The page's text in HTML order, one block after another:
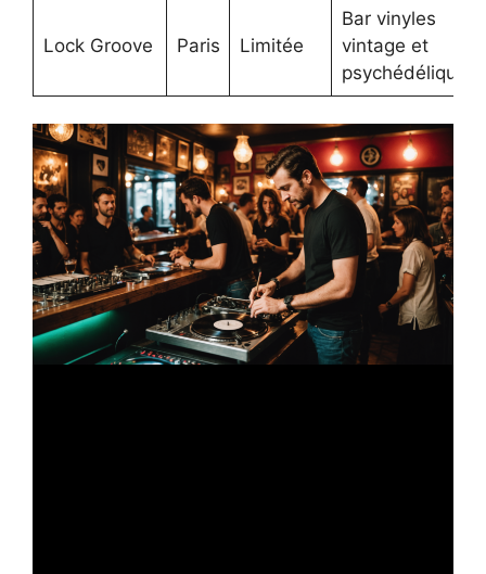
Lock Groove Paris Limitée
Bar vinyles
vintage et
psychédélique